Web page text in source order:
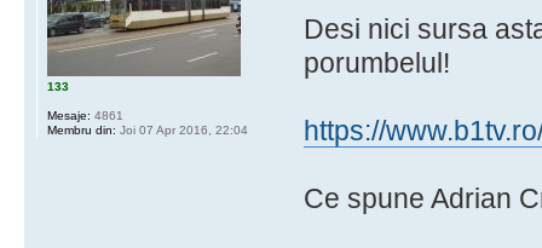
Desi nici sursa
porumbelul!
https://
Ce spune Adrian
133
Mesaje: 4861
Membru din: Joi 07 Apr 2016, 22:04